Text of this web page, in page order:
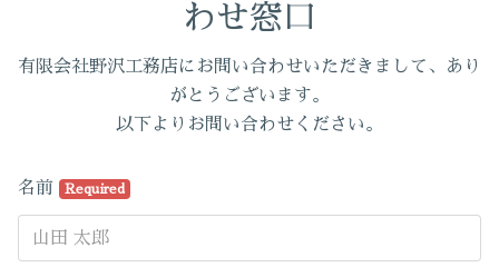
わせ窓口
有限会社野沢工務店にお問い合わせいただきまして、あり
がとうございます。
以下よりお問い合わせください。
名前 Required